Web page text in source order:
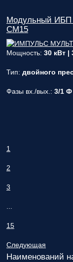
Модульный
СМ15
Мощность: 30 кВт |
Тип: двойного
Фазы вх./вых.: 3/1
1
2
3
15
Следующая
Наименований